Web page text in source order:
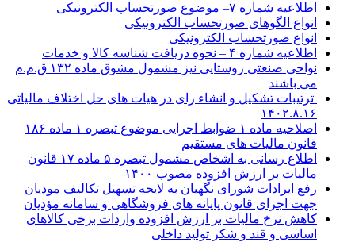
اطلاعیه شماره ۷– موضوع صورتحساب الکترونیکی
انواع الگوهای صورتحساب الکترونیکی
انواع صورتحساب الکترونیکی
اطلاعیه شماره ۴ – نحوه دریافت شناسه کالا و خدمات
نواحی صنعتی روستایی نیز مشمول مشوق ماده ۱۳۲ ق.م.م
می باشند
ترتیبات تشکیل و انشاء رای در هیات های حل اختلاف مالیاتی
۱۴۰۲.۸.۱۶
اصلاحیه ماده ۱ ضوابط اجرایی موضوع تبصره ۱ ماده ۱۸۶
قانون مالیات های مستقیم
اطلاع رسانی به اشخاص مشمول تبصره ۵ ماده ۱۷ قانون
مالیات بر ارزش افزوده مصوب ۱۴۰۰
رفع ایرادات شورای نگهبان به لایحه تسهیل تکالیف مودیان
جهت اجرای قانون پایانه های فروشگاهی و سامانه مؤدیان
کاهش نرخ مالیات بر ارزش افزوده واردات برخی کالاهای
اساسی و قند و شکر تولید داخلی